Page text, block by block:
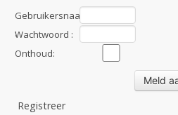
Gebruikersnaam
:Wachtwoord :
Onthoud:
Registreer